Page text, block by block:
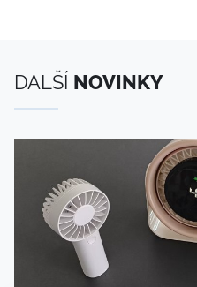
DALŠÍ NOVINKY